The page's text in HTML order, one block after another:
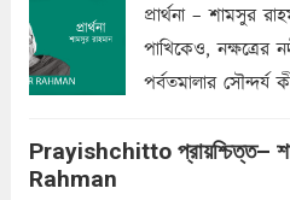
প্রার্থনা – শামসুর
পাখিকেও, নক্ষত্রের
পর্বতমালার সৌন্দর্য
তার সুষমায় পার্থক্য
Prayishchitto প্রায়শ্চিত্ত–
Rahman